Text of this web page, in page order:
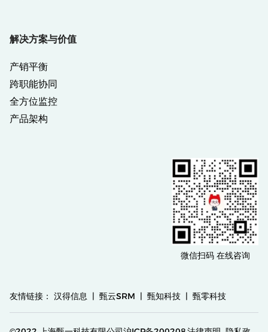
解决方案与价值
产销平衡
跨职能协同
全方位监控
产品架构
微信扫码 在线咨询
友情链接： 汉得信息 甄云SRM 甄知科技 甄零科技